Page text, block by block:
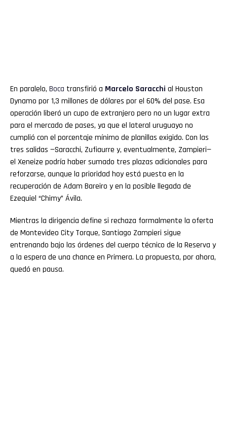
En paralelo, Boca transfirió a Marcelo Saracchi al Houston
Dynamo por 1,3 millones de dólares por el 60% del pase. Esa
operación liberó un cupo de extranjero pero no un lugar extra
para el mercado de pases, ya que el lateral uruguayo no
cumplió con el porcentaje mínimo de planillas exigido. Con las
tres salidas —Saracchi, Zufiaurre y, eventualmente, Zampieri—
el Xeneize podría haber sumado tres plazas adicionales para
reforzarse, aunque la prioridad hoy está puesta en la
recuperación de Adam Bareiro y en la posible llegada de
Ezequiel “Chimy” Ávila.
Mientras la dirigencia define si rechaza formalmente la oferta
de Montevideo City Torque, Santiago Zampieri sigue
entrenando bajo las órdenes del cuerpo técnico de la Reserva y
a la espera de una chance en Primera. La propuesta, por ahora,
quedó en pausa.